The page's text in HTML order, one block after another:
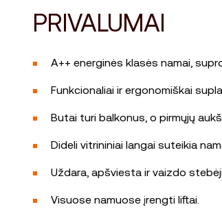
PRIVALUMAI
A++ energinės klasės namai,
Funkcionaliai ir ergonomiškai
Butai turi balkonus, o pirmųjų
Dideli vitrininiai langai suteikia
Uždara, apšviesta ir vaizdo
Visuose namuose įrengti liftai.